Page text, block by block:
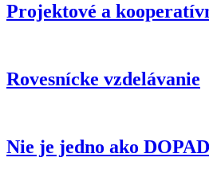
Projektové a
Rovesnícke vzdelávanie
Nie je jedno ako